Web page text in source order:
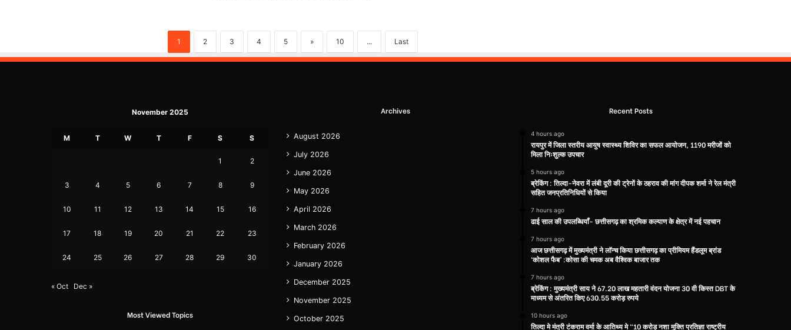
1 2 3 4 5 » 10 ... Last
November 2025
M T W T F S S
1 2
3 4 5 6 7 8 9
10 11 12 13 14 15 16
17 18 19 20 21 22 23
24 25 26 27 28 29 30
« Oct Dec »
Most Viewed Topics
Archives
August 2026
July 2026
June 2026
May 2026
April 2026
March 2026
February 2026
January 2026
December 2025
November 2025
October 2025
Recent Posts
4 hours ago
रायपुर में जिला स्तरीय आयुष स्वास्थ्य शिविर का सफल आयोजन, 1190 मरीजों को
मिला निःशुल्क उपचार
5 hours ago
ब्रेकिंग : तिल्दा-नेवरा में लंबी दूरी की ट्रेनों के ठहराव की मांग दीपक शर्मा ने रेल मंत्री
सहित जनप्रतिनिधियों से किया
7 hours ago
ढाई साल की उपलब्धियाँ- छत्तीसगढ़ का श्रमिक कल्याण के क्षेत्र में नई पहचान
7 hours ago
आज छत्तीसगढ़ में मुख्यमंत्री ने लॉन्च किया छत्तीसगढ़ का प्रीमियम हैंडलूम ब्रांड
‘कोशल फैब’ :कोसा की चमक अब वैश्विक बाजार तक
7 hours ago
ब्रेकिंग : मुख्यमंत्री साय ने 67.20 लाख महतारी वंदन योजना 30 वी किस्त DBT के
माध्यम से अंतरित किए 630.55 करोड़ रुपये
10 hours ago
तिल्दा मे मंत्री टंकराम वर्मा के आतिथ्य मे “10 करोड़ नशा मुक्ति प्रतिज्ञा राष्ट्रीय